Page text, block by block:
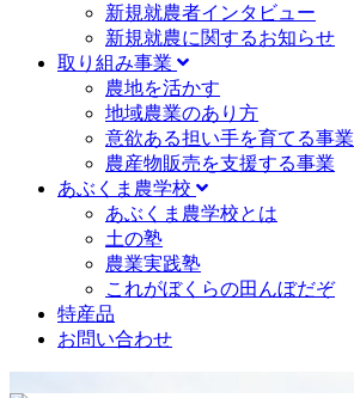
新規就農者インタビュー
新規就農に関するお知らせ
取り組み事業
農地を活かす
地域農業のあり方
意欲ある担い手を育てる事業
農産物販売を支援する事業
あぶくま農学校
あぶくま農学校とは
土の塾
農業実践塾
これがぼくらの田んぼだぞ
特産品
お問い合わせ